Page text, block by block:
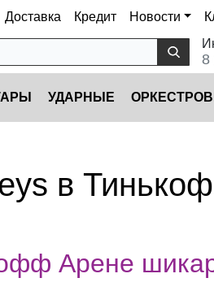
Доставка Кредит Новости
8
УДАРНЫЕ
в
Арене